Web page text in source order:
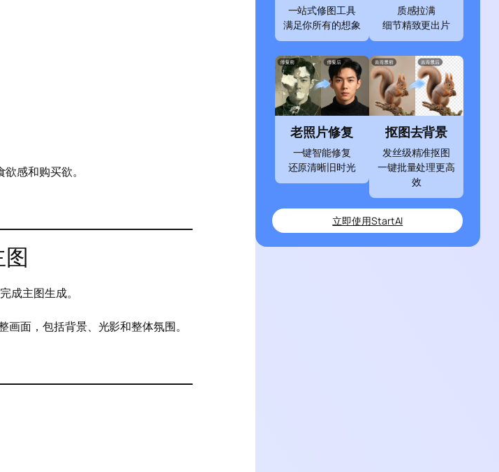
感和购买欲。
成主图生成。
面，包括背景、光影和整体氛围。
一站式修图工具
满足你所有的想象
质感拉满
细节精致更出片
老照片修复
一键智能修复
还原清晰旧时光
抠图去背景
发丝级精准抠图
一键批量处理更高
效
立即使用StartAI